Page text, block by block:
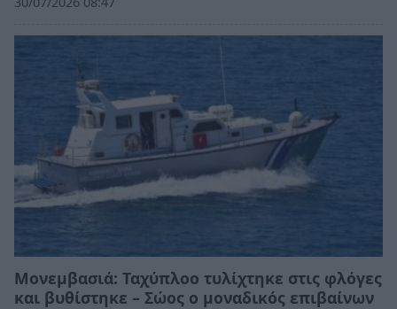
Μονεμβασιά: Ταχύπλοο τυλίχτηκε στις φλόγες
και βυθίστηκε – Σώος ο μοναδικός επιβαίνων